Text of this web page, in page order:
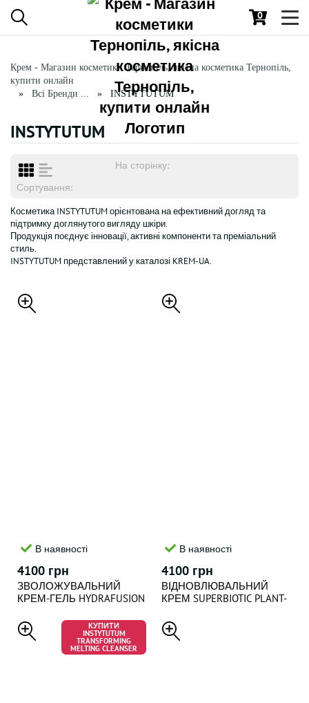
0
Крем - Магазин косметики Тернопіль, якісна косметика Тернопіль,
купити онлайн
Всі Бренди ...
INSTYTUTUM
INSTYTUTUM
На сторінку:
Сортування:
Косметика INSTYTUTUM орієнтована на ефективний догляд та
підтримку доглянутого вигляду шкіри.
Продукція поєднує інновації, активні компоненти та преміальний
стиль.
INSTYTUTUM представлений у каталозі KREM-UA.
В наявності
4100 грн
ЗВОЛОЖУВАЛЬНИЙ
КРЕМ-ГЕЛЬ HYDRAFUSION
BURST CREAM , 50 ml
В наявності
4100 грн
ВІДНОВЛЮВАЛЬНИЙ
КРЕМ SUPERBIOTIC PLANT-
50 ml
КУПИТИ
INSTYTUTUM
TRANSFORMING
MELTING CLEANSER